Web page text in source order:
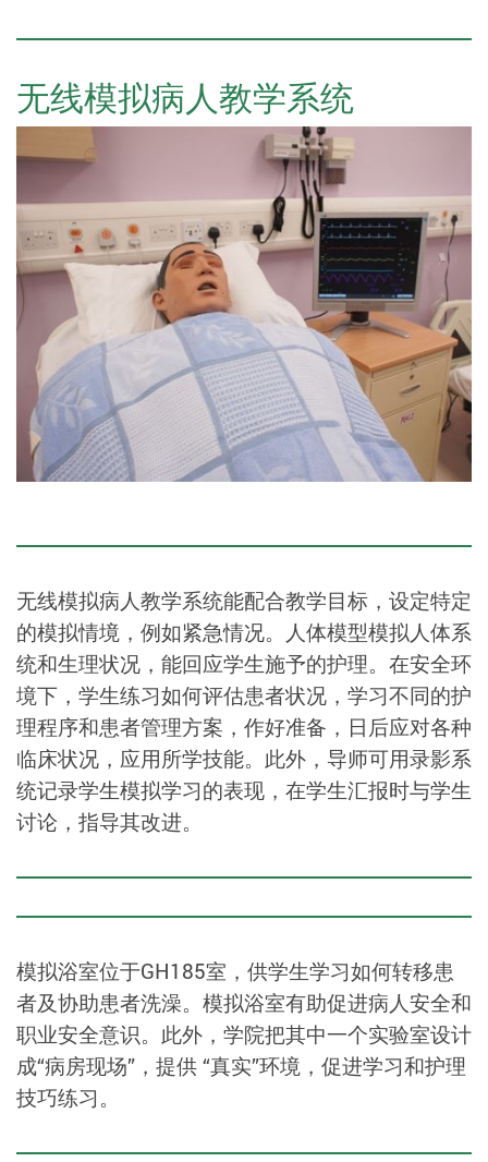
无线模拟病人教学系统
无线模拟病人教学系统能配合教学目标，设定特定
的模拟情境，例如紧急情况。人体模型模拟人体系
统和生理状况，能回应学生施予的护理。在安全环
境下，学生练习如何评估患者状况，学习不同的护
理程序和患者管理方案，作好准备，日后应对各种
临床状况，应用所学技能。此外，导师可用录影系
统记录学生模拟学习的表现，在学生汇报时与学生
讨论，指导其改进。
模拟浴室位于GH185室，供学生学习如何转移患
者及协助患者洗澡。模拟浴室有助促进病人安全和
职业安全意识。此外，学院把其中一个实验室设计
成“病房现场”，提供 “真实”环境，促进学习和护理
技巧练习。